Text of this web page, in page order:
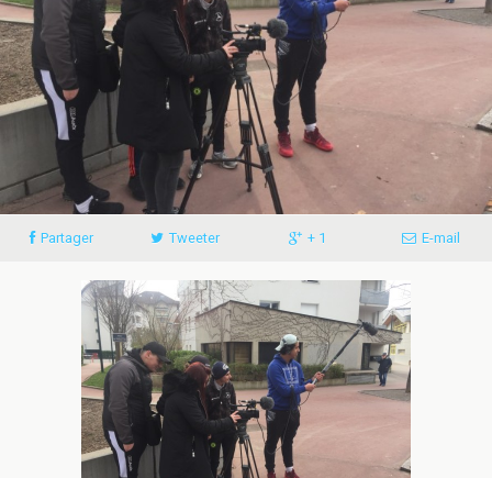
Partager Tweeter + 1 E-mail